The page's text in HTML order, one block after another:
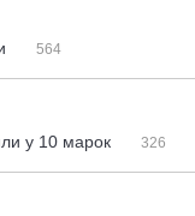
564
у 10 марок
326